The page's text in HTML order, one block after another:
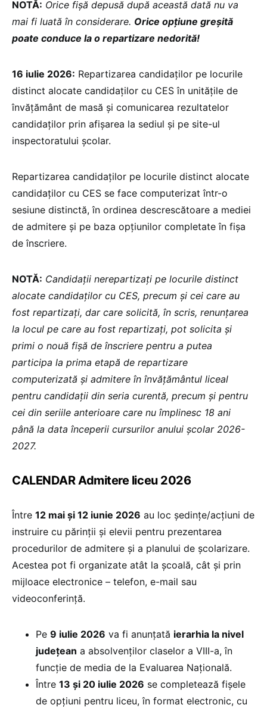
NOTĂ: Orice fișă depusă după această dată nu va
mai fi luată în considerare. Orice opțiune greșită
poate conduce la o repartizare nedorită!
16 iulie 2026: Repartizarea candidaților pe locurile
distinct alocate candidaților cu CES în unitățile de
învățământ de masă și comunicarea rezultatelor
candidaților prin afișarea la sediul și pe site-ul
inspectoratului școlar.
Repartizarea candidaților pe locurile distinct alocate
candidaților cu CES se face computerizat într-o
sesiune distinctă, în ordinea descrescătoare a mediei
de admitere și pe baza opțiunilor completate în fișa
de înscriere.
NOTĂ: Candidații nerepartizați pe locurile distinct
alocate candidaților cu CES, precum și cei care au
fost repartizați, dar care solicită, în scris, renunțarea
la locul pe care au fost repartizați, pot solicita și
primi o nouă fișă de înscriere pentru a putea
participa la prima etapă de repartizare
computerizată și admitere în învățământul liceal
pentru candidații din seria curentă, precum și pentru
cei din seriile anterioare care nu împlinesc 18 ani
până la data începerii cursurilor anului școlar 2026-
2027.
CALENDAR Admitere liceu 2026
Între 12 mai și 12 iunie 2026 au loc ședinţe/acțiuni de
instruire cu părinţii şi elevii pentru prezentarea
procedurilor de admitere şi a planului de școlarizare.
Acestea pot fi organizate atât la școală, cât și prin
mijloace electronice – telefon, e-mail sau
videoconferință.
Pe 9 iulie 2026 va fi anunţată ierarhia la nivel
judeţean a absolvenţilor claselor a VIII-a, în
funcție de media de la Evaluarea Națională.
Între 13 și 20 iulie 2026 se completează fișele
de opțiuni pentru liceu, în format electronic, cu